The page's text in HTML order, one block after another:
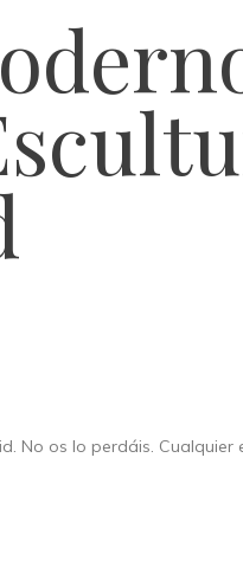
No os lo perdáis. Cualquier